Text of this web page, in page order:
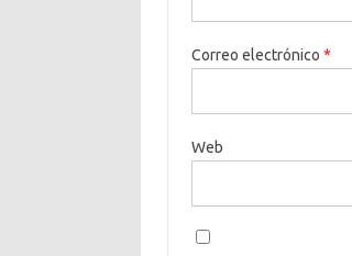
Correo electrónico *
Web